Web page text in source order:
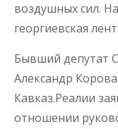
воздушных сил.
георгиевская
Бывший депутат
Александр
Кавказ.Реалии
отношении